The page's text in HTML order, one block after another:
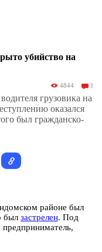
убийство на
4844 1
грузовика на
оказался
был гражданско-
районе был
был застрелен. Под
предприниматель,